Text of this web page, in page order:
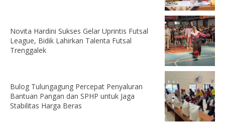
Novita Hardini Sukses Gelar Uprintis Futsal
League, Bidik Lahirkan Talenta Futsal
Trenggalek
Bulog Tulungagung Percepat Penyaluran
Bantuan Pangan dan SPHP untuk Jaga
Stabilitas Harga Beras